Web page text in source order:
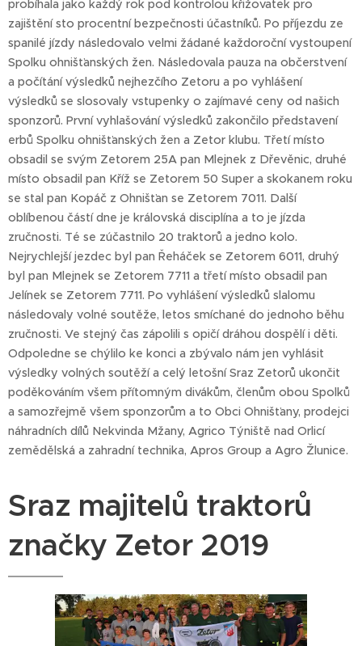
probíhala jako každý rok pod kontrolou křižovatek pro
zajištění sto procentní bezpečnosti účastníků. Po příjezdu ze
spanilé jízdy následovalo velmi žádané každoroční vystoupení
Spolku ohnišťanských žen. Následovala pauza na občerstvení
a počítání výsledků nejhezčího Zetoru a po vyhlášení
výsledků se slosovaly vstupenky o zajímavé ceny od našich
sponzorů. První vyhlašování výsledků zakončilo představení
erbů Spolku ohnišťanských žen a Zetor klubu. Třetí místo
obsadil se svým Zetorem 25A pan Mlejnek z Dřevěnic, druhé
místo obsadil pan Kříž se Zetorem 50 Super a skokanem roku
se stal pan Kopáč z Ohnišťan se Zetorem 7011. Další
oblíbenou částí dne je královská disciplína a to je jízda
zručnosti. Té se zúčastnilo 20 traktorů a jedno kolo.
Nejrychlejší jezdec byl pan Řeháček se Zetorem 6011, druhý
byl pan Mlejnek se Zetorem 7711 a třetí místo obsadil pan
Jelínek se Zetorem 7711. Po vyhlášení výsledků slalomu
následovaly volné soutěže, letos smíchané do jednoho běhu
zručnosti. Ve stejný čas zápolili s opičí dráhou dospělí i děti.
Odpoledne se chýlilo ke konci a zbývalo nám jen vyhlásit
výsledky volných soutěží a celý letošní Sraz Zetorů ukončit
poděkováním všem přítomným divákům, členům obou Spolků
a samozřejmě všem sponzorům a to Obci Ohnišťany, prodejci
náhradních dílů Nekvinda Mžany, Agrico Týniště nad Orlicí
zemědělská a zahradní technika, Apros Group a Agro Žlunice.
Sraz majitelů traktorů
značky Zetor 2019